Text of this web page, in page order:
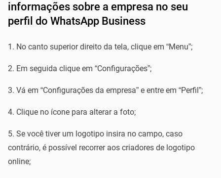
informações sobre a empresa no seu
perfil do WhatsApp Business
No canto superior direito da tela, clique em “Menu”;
Em seguida clique em “Configurações”;
Vá em “Configurações da empresa” e entre em “Perfil”;
Clique no ícone para alterar a foto;
Se você tiver um logotipo insira no campo, caso
contrário, é possível recorrer aos criadores de logotipo
online;